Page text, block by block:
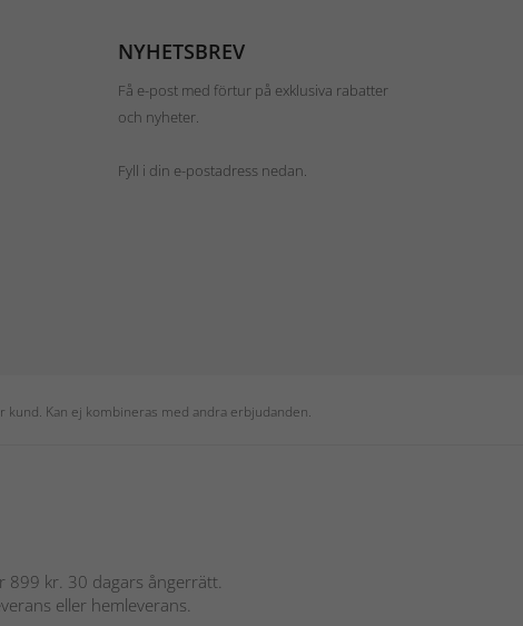
NYHETSBREV
Få e-post med förtur på exklusiva rabatter
och nyheter.
Fyll i din e-postadress nedan.
kund. Kan ej kombineras med andra erbjudanden.
899 kr. 30 dagars ångerrätt.
eller hemleverans.